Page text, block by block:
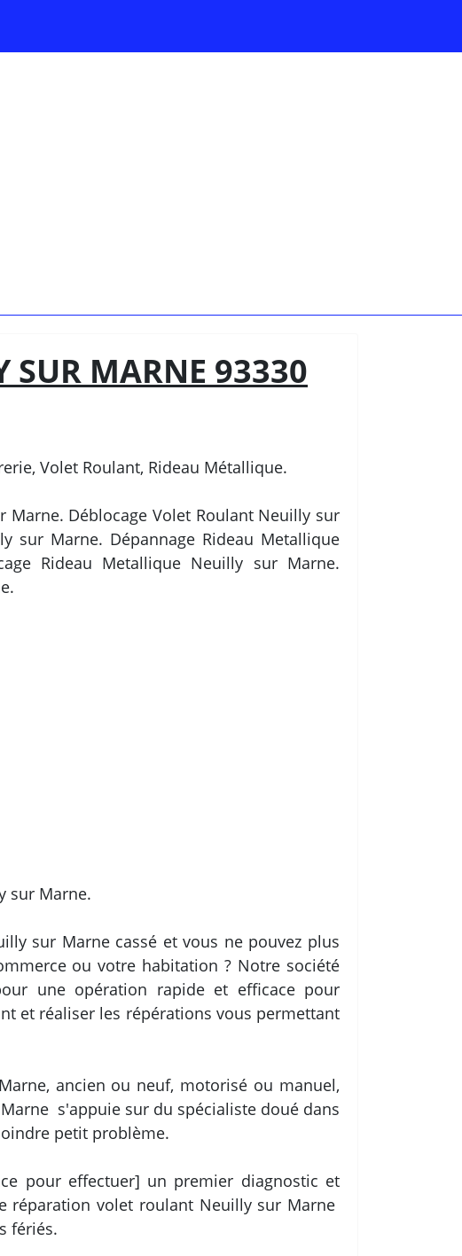
SUR MARNE 93330
Volet Roulant, Rideau Métallique.
Déblocage Volet Roulant Neuilly sur
sur Marne. Dépannage Rideau Metallique
Rideau Metallique Neuilly sur Marne.
sur Marne.
sur Marne cassé et vous ne pouvez plus
ou votre habitation ? Notre société
une opération rapide et efficace pour
et réaliser les répérations vous permettant
ancien ou neuf, motorisé ou manuel,
s'appuie sur du spécialiste doué dans
petit problème.
pour effectuer] un premier diagnostic et
réparation volet roulant Neuilly sur Marne
fériés.